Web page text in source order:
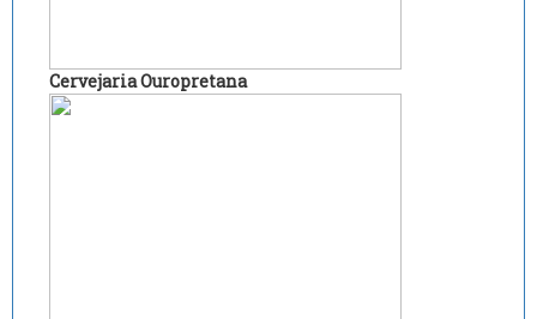
Cervejaria Ouropretana